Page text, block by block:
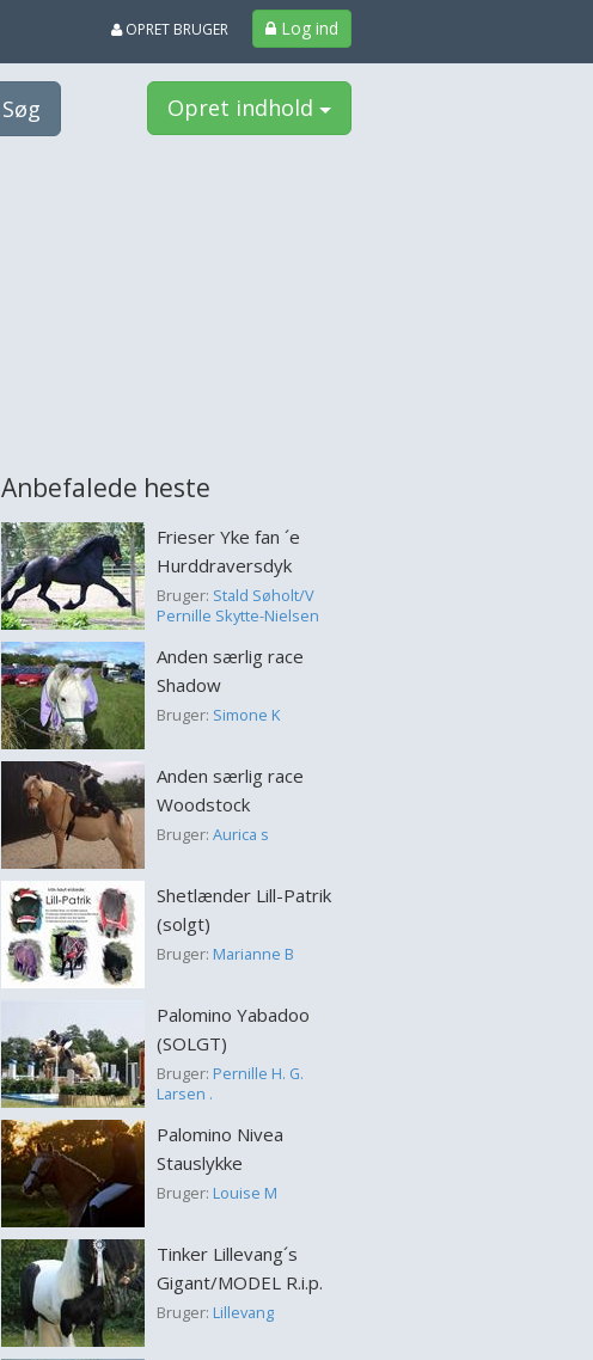
Log ind
OPRET BRUGER
Søg Opret indhold
Anbefalede heste
Frieser Yke fan ´e
Hurddraversdyk
Bruger: Stald Søholt/V
Pernille Skytte-Nielsen
Anden særlig race
Shadow
Bruger: Simone K
Anden særlig race
Woodstock
Bruger: Aurica s
Shetlænder Lill-Patrik
(solgt)
Bruger: Marianne B
Palomino Yabadoo
(SOLGT)
Bruger: Pernille H. G.
Larsen .
Palomino Nivea
Stauslykke
Bruger: Louise M
Tinker Lillevang´s
Gigant/MODEL R.i.p.
Bruger: Lillevang